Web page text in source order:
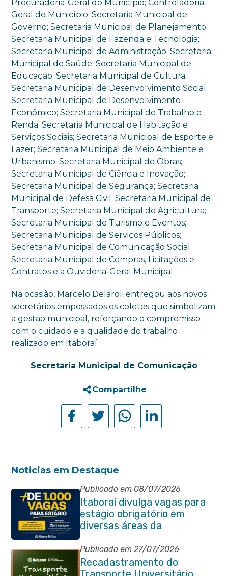
Procuradoria-Geral do Município; Controladoria-
Geral do Município; Secretaria Municipal de
Governo; Secretaria Municipal de Planejamento;
Secretaria Municipal de Fazenda e Tecnologia;
Secretaria Municipal de Administração; Secretaria
Municipal de Saúde; Secretaria Municipal de
Educação; Secretaria Municipal de Cultura;
Secretaria Municipal de Desenvolvimento Social;
Secretaria Municipal de Desenvolvimento
Econômico; Secretaria Municipal de Trabalho e
Renda; Secretaria Municipal de Habitação e
Serviços Sociais; Secretaria Municipal de Esporte e
Lazer; Secretaria Municipal de Meio Ambiente e
Urbanismo; Secretaria Municipal de Obras;
Secretaria Municipal de Ciência e Inovação;
Secretaria Municipal de Segurança; Secretaria
Municipal de Defesa Civil; Secretaria Municipal de
Transporte; Secretaria Municipal de Agricultura;
Secretaria Municipal de Turismo e Eventos;
Secretaria Municipal de Serviços Públicos;
Secretaria Municipal de Comunicação Social;
Secretaria Municipal de Compras, Licitações e
Contratos e a Ouvidoria-Geral Municipal.
Na ocasião, Marcelo Delaroli entregou aos novos
secretários empossados os coletes que simbolizam
a gestão municipal, reforçando o compromisso
com o cuidado e a qualidade do trabalho
realizado em Itaboraí.
Secretaria Municipal de Comunicação
Compartilhe
Noticias em Destaque
Publicado em 08/07/2026
Itaboraí divulga vagas para
estágio obrigatório em
diversas áreas da
administração pública
Publicado em 27/07/2026
Recadastramento do